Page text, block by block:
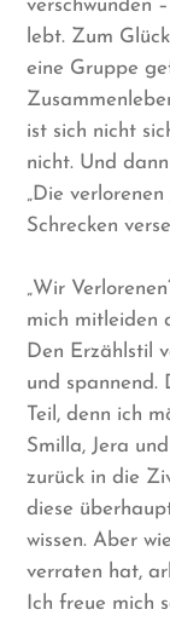
verschwunden
lebt. Zum
eine Gruppe
ist sich nicht
nicht. Und
„Die
Schrecken
„Wir
mich mitleiden
Den Erzählstil
und spannend.
Teil, denn ich
Smilla, Jera
zurück in die
diese
wissen. Aber
verraten hat,
Ich freue mich